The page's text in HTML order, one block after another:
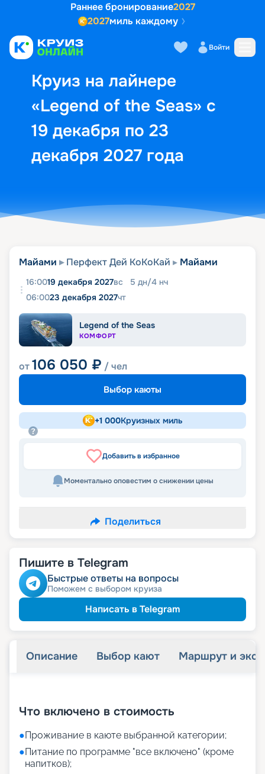
Раннее бронирование2027
2027миль каждому
Войти
Круиз на лайнере
«Legend of the Seas» с
19 декабря по 23
декабря 2027 года
Выбор кают Маршрут и
Майами Перфект Дей КоКоКай Майами
16:0019 декабря 2027вс 5 дн/4 нч
06:0023 декабря 2027чт
Legend of the Seas
КОМФОРТ
от106 050 ₽ / чел
Выбор каюты
+1 000Круизных миль
Добавить в избранное
Моментально оповестим о снижении цены
Поделиться
Пишите в Telegram
Быстрые ответы на вопросы
Поможем с выбором круиза
Написать в Telegram
Описание Выбор кают Маршрут и
Что включено в стоимость
●Проживание в каюте выбранной категории;
●Питание по программе "все включено" (кроме
напитков);